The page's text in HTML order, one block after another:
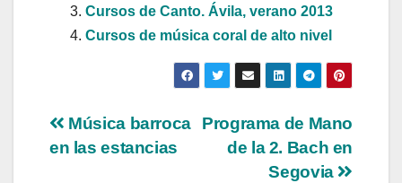
Cursos de Canto. Ávila, verano 2013
Cursos de música coral de alto nivel
NavegaciónPrograma de Mano
de la 2. Bach en
Segovia
Música barroca
en las estancias